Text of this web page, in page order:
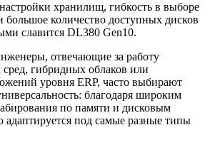
хранилищ, гибкость в выборе
количество доступных дисков
славится DL380 Gen10.
отвечающие за работу
гибридных облаков или
уровня ERP, часто выбирают
благодаря широким
по памяти и дисковым
адаптируется под самые разные типы